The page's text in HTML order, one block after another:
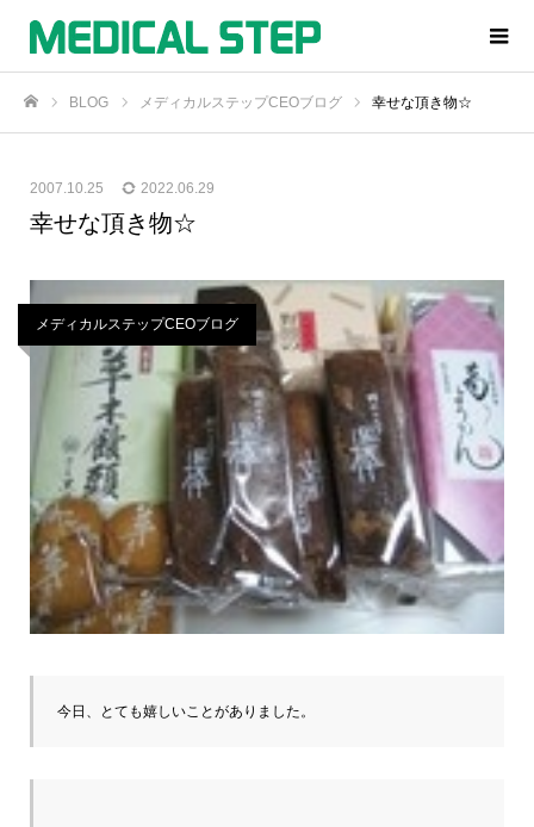
BLOG メディカルステップCEOブログ 幸せな頂き物☆
2007.10.25 2022.06.29
幸せな頂き物☆
メディカルステップCEOブログ
今日、とても嬉しいことがありました。